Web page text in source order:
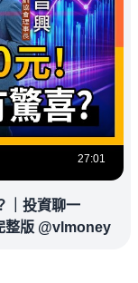
27:01
｜投資聊一
整版 @vlmoney